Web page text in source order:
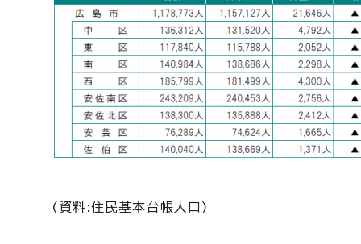
(資料:住民基本台帳人口)